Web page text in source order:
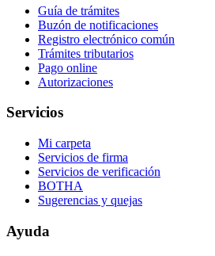
Guía de trámites
Buzón de notificaciones
Registro electrónico común
Trámites tributarios
Pago online
Autorizaciones
Servicios
Mi carpeta
Servicios de firma
Servicios de verificación
BOTHA
Sugerencias y quejas
Ayuda